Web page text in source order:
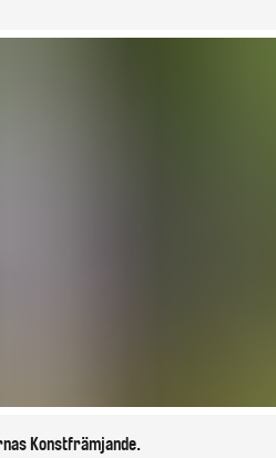
Konstfrämjande.